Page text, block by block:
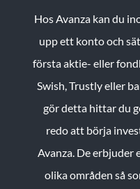
Hos Avanza kan du
upp ett konto och
första aktie- eller
Swish, Trustly eller
gör detta hittar du
redo att börja
Avanza. De
olika områden så